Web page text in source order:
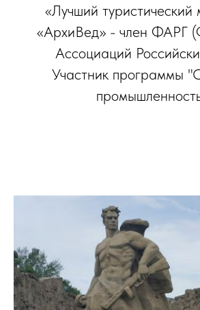
«Лучший туристический
«АрхиВед» - член ФАРГ
Ассоциаций
Участник программы